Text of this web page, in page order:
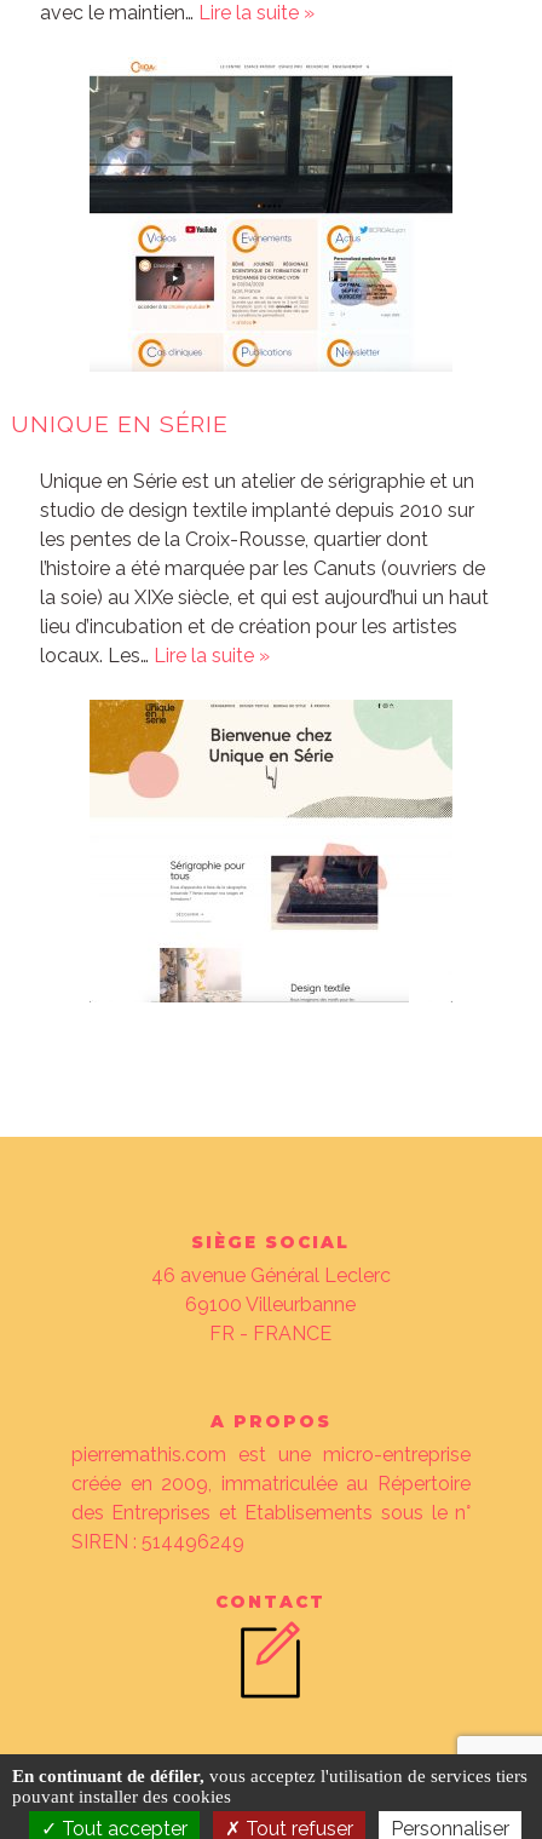
avec le maintien… Lire la suite »
UNIQUE EN SÉRIE
Unique en Série est un atelier de sérigraphie et un
studio de design textile implanté depuis 2010 sur
les pentes de la Croix-Rousse, quartier dont
l’histoire a été marquée par les Canuts (ouvriers de
la soie) au XIXe siècle, et qui est aujourd’hui un haut
lieu d’incubation et de création pour les artistes
locaux. Les… Lire la suite »
SIÈGE SOCIAL
46 avenue Général Leclerc
69100 Villeurbanne
FR - FRANCE
A PROPOS
pierremathis.com est une micro-entreprise
créée en 2009, immatriculée au Répertoire
des Entreprises et Etablisements sous le n°
SIREN : 514496249
CONTACT
©pierremathis.com2026 ❖tarif des
prestations❖mentions légales
En continuant de défiler, vous acceptez l'utilisation de services tiers
pouvant installer des cookies
Tout accepter Tout refuser Personnaliser